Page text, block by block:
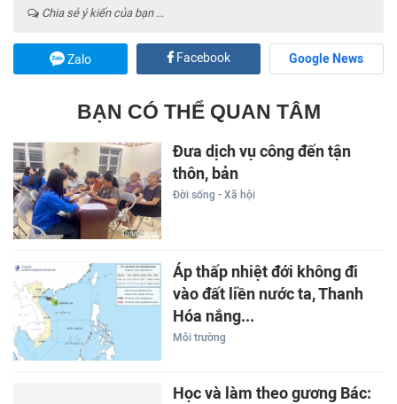
Chia sẻ ý kiến của bạn ...
Zalo Facebook Google News
BẠN CÓ THỂ QUAN TÂM
Đưa dịch vụ công đến tận
thôn, bản
Đời sống - Xã hội
Áp thấp nhiệt đới không đi
vào đất liền nước ta, Thanh
Hóa nắng...
Môi trường
Học và làm theo gương Bác: